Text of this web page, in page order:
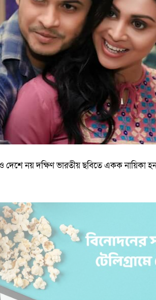
নয় দক্ষিণ ভারতীয় ছবিতে একক নায়িকা